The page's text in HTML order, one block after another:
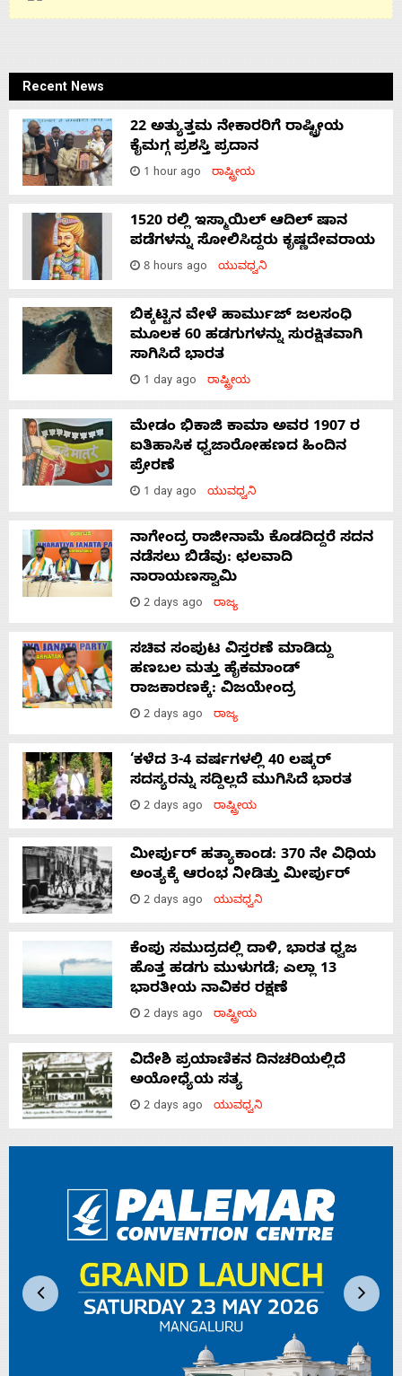
Recent News
22 ಅತ್ಯುತ್ತಮ ನೇಕಾರರಿಗೆ ರಾಷ್ಟ್ರೀಯ
ಕೈಮಗ್ಗ ಪ್ರಶಸ್ತಿ ಪ್ರದಾನ
1 hour ago ರಾಷ್ಟ್ರೀಯ
1520 ರಲ್ಲಿ ಇಸ್ಮಾಯಿಲ್ ಆದಿಲ್ ಷಾನ
ಪಡೆಗಳನ್ನು ಸೋಲಿಸಿದ್ದರು ಕೃಷ್ಣದೇವರಾಯ
8 hours ago ಯುವಧ್ವನಿ
ಬಿಕ್ಕಟ್ಟಿನ ವೇಳೆ ಹಾರ್ಮುಜ್ ಜಲಸಂಧಿ
ಮೂಲಕ 60 ಹಡಗುಗಳನ್ನು ಸುರಕ್ಷಿತವಾಗಿ
ಸಾಗಿಸಿದೆ ಭಾರತ
1 day ago ರಾಷ್ಟ್ರೀಯ
ಮೇಡಂ ಭಿಕಾಜಿ ಕಾಮಾ ಅವರ 1907 ರ
ಐತಿಹಾಸಿಕ ಧ್ವಜಾರೋಹಣದ ಹಿಂದಿನ
ಪ್ರೇರಣೆ
1 day ago ಯುವಧ್ವನಿ
ನಾಗೇಂದ್ರ ರಾಜೀನಾಮೆ ಕೊಡದಿದ್ದರೆ ಸದನ
ನಡೆಸಲು ಬಿಡೆವು: ಛಲವಾದಿ
ನಾರಾಯಣಸ್ವಾಮಿ
2 days ago ರಾಜ್ಯ
ಸಚಿವ ಸಂಪುಟ ವಿಸ್ತರಣೆ ಮಾಡಿದ್ದು
ಹಣಬಲ ಮತ್ತು ಹೈಕಮಾಂಡ್
ರಾಜಕಾರಣಕ್ಕೆ: ವಿಜಯೇಂದ್ರ
2 days ago ರಾಜ್ಯ
‘ಕಳೆದ 3-4 ವರ್ಷಗಳಲ್ಲಿ 40 ಲಷ್ಕರ್
ಸದಸ್ಯರನ್ನು ಸದ್ದಿಲ್ಲದೆ ಮುಗಿಸಿದೆ ಭಾರತ
2 days ago ರಾಷ್ಟ್ರೀಯ
ಮೀರ್ಪುರ್ ಹತ್ಯಾಕಾಂಡ: 370 ನೇ ವಿಧಿಯ
ಅಂತ್ಯಕ್ಕೆ ಆರಂಭ ನೀಡಿತ್ತು ಮೀರ್ಪುರ್
2 days ago ಯುವಧ್ವನಿ
ಕೆಂಪು ಸಮುದ್ರದಲ್ಲಿ ದಾಳಿ, ಭಾರತ ಧ್ವಜ
ಹೊತ್ತ ಹಡಗು ಮುಳುಗಡೆ; ಎಲ್ಲಾ 13
ಭಾರತೀಯ ನಾವಿಕರ ರಕ್ಷಣೆ
2 days ago ರಾಷ್ಟ್ರೀಯ
ವಿದೇಶಿ ಪ್ರಯಾಣಿಕನ ದಿನಚರಿಯಲ್ಲಿದೆ
ಅಯೋಧ್ಯೆಯ ಸತ್ಯ
2 days ago ಯುವಧ್ವನಿ